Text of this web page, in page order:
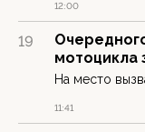
12:00
19
мотоцикла
На место
11:41